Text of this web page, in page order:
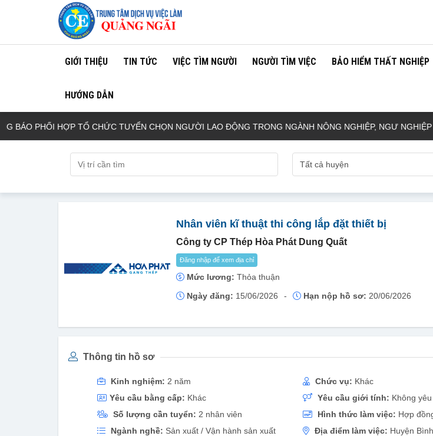
GIỚI THIỆU TIN TỨC VIỆC TÌM NGƯỜI NGƯỜI TÌM VIỆC BẢO HIỂM THẤT NGHIỆP
HƯỚNG DẪN
PHỐI HỢP TỔ CHỨC TUYỂN CHỌN NGƯỜI LAO ĐỘNG TRONG NGÀNH NÔNG NGHIỆP, NGƯ NGHIỆP
Nhân viên kĩ thuật thi công lắp đặt thiết bị
Công ty CP Thép Hòa Phát Dung Quất
Đăng nhập để xem địa chỉ
Mức lương: Thỏa thuận
Ngày đăng: 15/06/2026 - Hạn nộp hồ sơ: 20/06/2026
Thông tin hồ sơ
Kinh nghiệm: 2 năm
Yêu cầu bằng cấp: Khác
Số lượng cần tuyển: 2 nhân viên
Ngành nghề: Sản xuất / Vận hành sản xuất
Chức vụ: Khác
Yêu cầu giới tính: Không
Hình thức làm việc: Hợp
Địa điểm làm việc: Huyện